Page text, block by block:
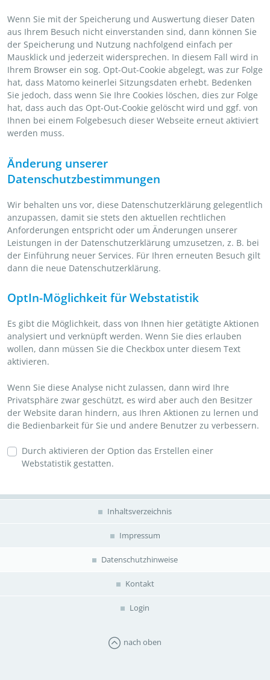
Wenn Sie mit der Speicherung und Auswertung dieser Daten
aus Ihrem Besuch nicht einverstanden sind, dann können Sie
der Speicherung und Nutzung nachfolgend einfach per
Mausklick und jederzeit widersprechen. In diesem Fall wird in
Ihrem Browser ein sog. Opt-Out-Cookie abgelegt, was zur Folge
hat, dass Matomo keinerlei Sitzungsdaten erhebt. Bedenken
Sie jedoch, dass wenn Sie Ihre Cookies löschen, dies zur Folge
hat, dass auch das Opt-Out-Cookie gelöscht wird und ggf. von
Ihnen bei einem Folgebesuch dieser Webseite erneut aktiviert
werden muss.
Änderung unserer
Datenschutzbestimmungen
Wir behalten uns vor, diese Datenschutzerklärung gelegentlich
anzupassen, damit sie stets den aktuellen rechtlichen
Anforderungen entspricht oder um Änderungen unserer
Leistungen in der Datenschutzerklärung umzusetzen, z. B. bei
der Einführung neuer Services. Für Ihren erneuten Besuch gilt
dann die neue Datenschutzerklärung.
OptIn-Möglichkeit für Webstatistik
Es gibt die Möglichkeit, dass von Ihnen hier getätigte Aktionen
analysiert und verknüpft werden. Wenn Sie dies erlauben
wollen, dann müssen Sie die Checkbox unter diesem Text
aktivieren.
Wenn Sie diese Analyse nicht zulassen, dann wird Ihre
Privatsphäre zwar geschützt, es wird aber auch den Besitzer
der Website daran hindern, aus Ihren Aktionen zu lernen und
die Bedienbarkeit für Sie und andere Benutzer zu verbessern.
Durch aktivieren der Option das Erstellen einer
Webstatistik gestatten.
Inhaltsverzeichnis
Impressum
Datenschutzhinweise
Kontakt
Login
nach oben